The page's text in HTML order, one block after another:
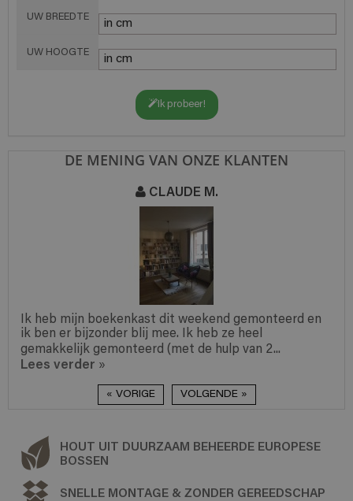
UW BREEDTE
UW HOOGTE
Ik probeer!
DE MENING VAN ONZE KLANTEN
CLAUDE M.
Ik heb mijn boekenkast dit weekend gemonteerd en
ik ben er bijzonder blij mee. Ik heb ze heel
gemakkelijk gemonteerd (met de hulp van 2...
Lees verder »
« VORIGE VOLGENDE »
HOUT UIT DUURZAAM BEHEERDE EUROPESE
BOSSEN
SNELLE MONTAGE & ZONDER GEREEDSCHAP